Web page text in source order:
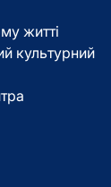
житті
культурний